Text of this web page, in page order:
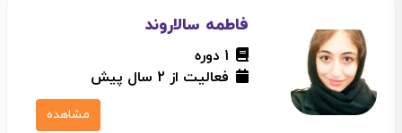
فاطمه سالاروند
1 دوره
فعالیت از 2 سال پیش
مشاهده